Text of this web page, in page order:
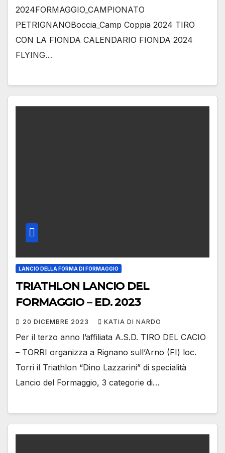
2024FORMAGGIO_CAMPIONATO
PETRIGNANOBoccia_Camp Coppia 2024 TIRO
CON LA FIONDA CALENDARIO FIONDA 2024
FLYING…
LANCIO DELLA FORMA DI FORMAGGIO
TRIATHLON LANCIO DEL
FORMAGGIO – ED. 2023
20 DICEMBRE 2023 KATIA DI NARDO
Per il terzo anno l’affiliata A.S.D. TIRO DEL CACIO
– TORRI organizza a Rignano sull’Arno (FI) loc.
Torri il Triathlon “Dino Lazzarini” di specialità
Lancio del Formaggio, 3 categorie di…